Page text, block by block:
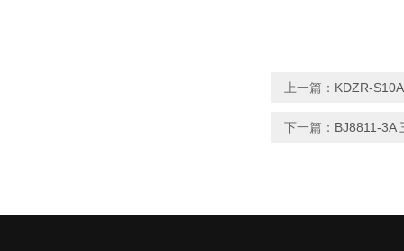
上一篇： KDZR-
下一篇： BJ8811-3A